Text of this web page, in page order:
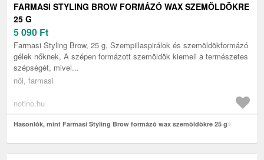
FARMASI STYLING BROW FORMÁZÓ WAX SZEMÖLDÖKRE
25 G
5 090 Ft
Farmasi Styling Brow, 25 g, Szempillaspirálok és szemöldökformázó
gélek nőknek, A szépen formázott szemöldök kiemeli a természetes
szépségét, mivel...
női, farmasi
notino.hu
Hasonlók, mint Farmasi Styling Brow formázó wax szemöldökre 25 g